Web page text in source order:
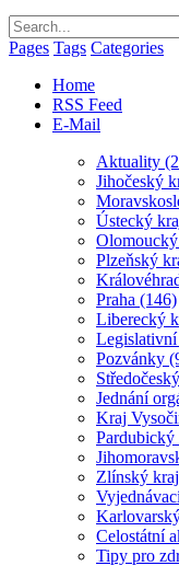
Pages Tags Categories
Home
RSS Feed
E-Mail
Aktuality
Jihočeský
Ústecký
Plzeňský
Praha (146)
Liberecký
Pozvánky
Jednání
Kraj
Pardubický
Zlínský kraj
Celostátní
Tipy pro